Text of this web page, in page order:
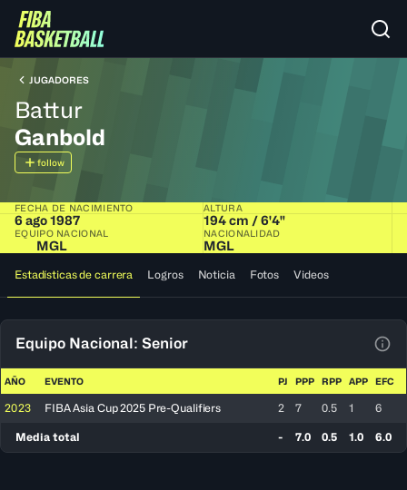
JUGADORES
Battur
Ganbold
follow
FECHA DE NACIMIENTO
6 ago 1987
ALTURA
194 cm / 6'4"
EQUIPO NACIONAL
MGL
NACIONALIDAD
MGL
Estadísticas de carrera Logros Noticia Fotos Videos
Equipo Nacional: Senior
AÑO EVENTO PJ PPP RPP APP EFC
2023 FIBA Asia Cup 2025 Pre-Qualifiers 2 7 0.5 1 6
Media total - 7.0 0.5 1.0 6.0